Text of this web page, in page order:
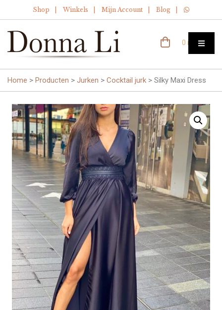
Shop Winkels Mijn Account Blog
0 items
Home > Producten > Jurken > Cocktail jurk > Silky Maxi Dress